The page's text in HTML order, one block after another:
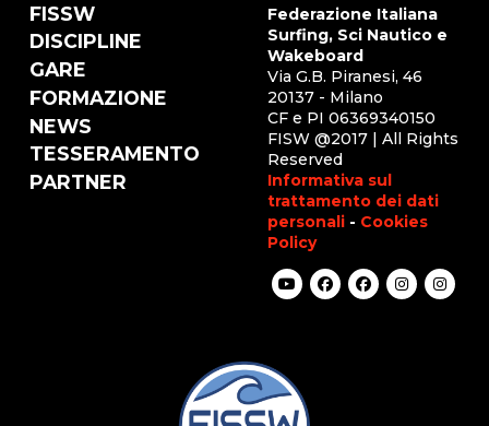
FISSW
DISCIPLINE
GARE
FORMAZIONE
NEWS
TESSERAMENTO
PARTNER
Federazione Italiana
Surfing, Sci Nautico e
Wakeboard
Via G.B. Piranesi, 46
20137 - Milano
CF e PI 06369340150
FISW @2017 | All Rights
Reserved
Informativa sul
trattamento dei dati
personali - Cookies
Policy